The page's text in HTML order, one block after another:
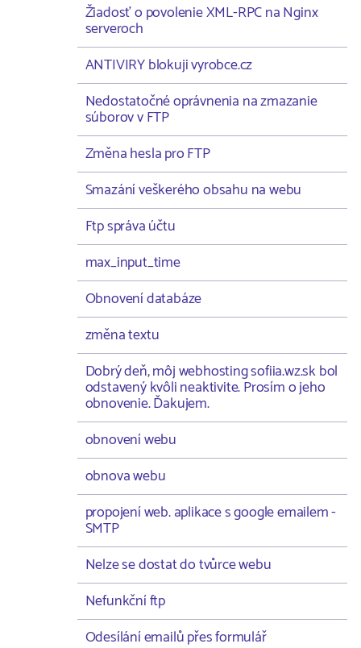
Žiadosť o povolenie XML-RPC na Nginx
serveroch
ANTIVIRY blokuji vyrobce.cz
Nedostatočné oprávnenia na zmazanie
súborov v FTP
Změna hesla pro FTP
Smazání veškerého obsahu na webu
Ftp správa účtu
max_input_time
Obnovení databáze
změna textu
Dobrý deň, môj webhosting sofiia.wz.sk bol
odstavený kvôli neaktivite. Prosím o jeho
obnovenie. Ďakujem.
obnovení webu
obnova webu
propojení web. aplikace s google emailem -
SMTP
Nelze se dostat do tvůrce webu
Nefunkční ftp
Odesílání emailů přes formulář